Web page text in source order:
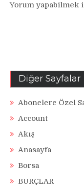
Yorum yapabilmek
Diğer Sayfalar
Abonelere Özel
Account
Akış
Anasayfa
Borsa
BURÇLAR